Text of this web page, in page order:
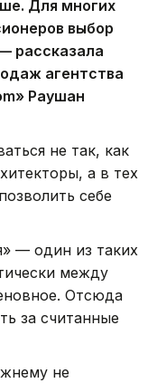
Для многих
выбор
рассказала
агентства
Раушан
не так, как
а в тех
себе
— один из таких
между
Отсюда
за считанные
не